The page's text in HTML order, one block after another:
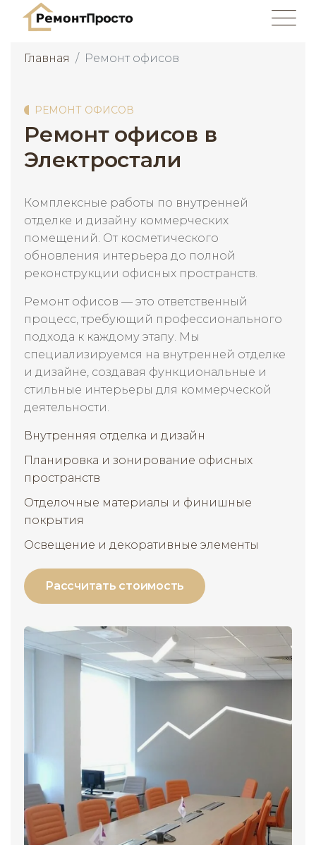
Главная Ремонт офисов
РЕМОНТ ОФИСОВ
Ремонт офисов в
Электростали
Комплексные работы по внутренней
отделке и дизайну коммерческих
помещений. От косметического
обновления интерьера до полной
реконструкции офисных пространств.
Ремонт офисов — это ответственный
процесс, требующий профессионального
подхода к каждому этапу. Мы
специализируемся на внутренней отделке
и дизайне, создавая функциональные и
стильные интерьеры для коммерческой
деятельности.
Внутренняя отделка и дизайн
Планировка и зонирование офисных
пространств
Отделочные материалы и финишные
покрытия
Освещение и декоративные элементы
Рассчитать стоимость